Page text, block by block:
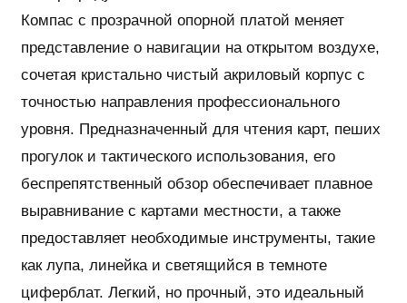
Компас с прозрачной опорной платой меняет
представление о навигации на открытом воздухе,
сочетая кристально чистый акриловый корпус с
точностью направления профессионального
уровня. Предназначенный для чтения карт, пеших
прогулок и тактического использования, его
беспрепятственный обзор обеспечивает плавное
выравнивание с картами местности, а также
предоставляет необходимые инструменты, такие
как лупа, линейка и светящийся в темноте
циферблат. Легкий, но прочный, это идеальный